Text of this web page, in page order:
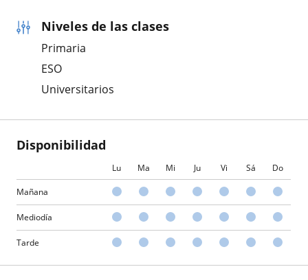
Niveles de las clases
Primaria
ESO
Universitarios
Disponibilidad
Lu Ma Mi Ju Vi Sá Do
Mañana
Mediodía
Tarde